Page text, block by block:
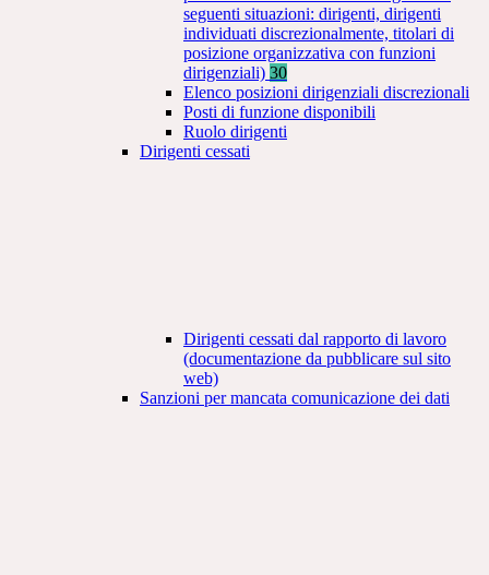
seguenti situazioni: dirigenti, dirigenti
individuati discrezionalmente, titolari di
posizione organizzativa con funzioni
dirigenziali) 30
Elenco posizioni dirigenziali discrezionali
Posti di funzione disponibili
Ruolo dirigenti
Dirigenti cessati
Dirigenti cessati dal rapporto di lavoro
(documentazione da pubblicare sul sito
web)
Sanzioni per mancata comunicazione dei dati